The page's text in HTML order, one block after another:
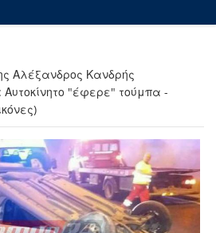
Αλέξανδρος Κανδρής
"έφερε" τούμπα -